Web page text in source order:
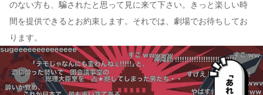
のない方も、騙されたと思って見に来て下さい。きっと楽しい時
間を提供できるとお約束します。それでは、劇場でお待ちしてお
ります。